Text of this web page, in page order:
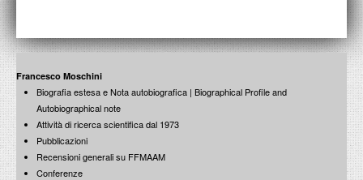
Studio Azzurro
Parola, Voce, Immagine
Edizioni A.A.M. / 1990
Francesco Moschini
Biografia estesa e Nota autobiografica | Biographical Profile and
Autobiographical note
Attività di ricerca scientifica dal 1973
Pubblicazioni
Recensioni generali su FFMAAM
Conferenze